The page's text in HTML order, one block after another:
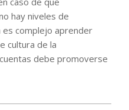
hay niveles de
es complejo aprender
cultura de la
debe promoverse